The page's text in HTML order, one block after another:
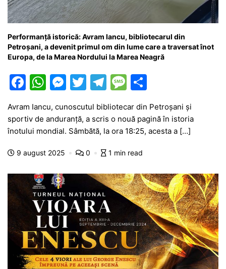
Performanță istorică: Avram Iancu, bibliotecarul din
Petroșani, a devenit primul om din lume care a traversat înot
Europa, de la Marea Nordului la Marea Neagră
F
c
e
b
o
o
k
W
at
s
A
p
M
s
s
e
g
er
T
itt
er
T
el
e
gr
a
M
s
s
a
g
e
ta
je
ă
Avram Iancu, cunoscutul bibliotecar din Petroșani și
sportiv de anduranță, a scris o nouă pagină în istoria
înotului mondial. Sâmbătă, la ora 18:25, acesta a […]
9 august 2025 0 1 min read